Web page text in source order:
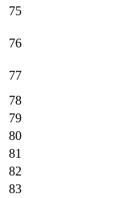
75
76
77
78
79
80
81
82
83